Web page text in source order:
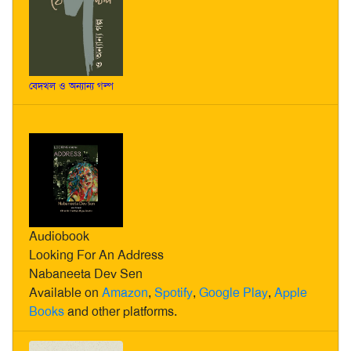
বেদখল ও অন্যান্য গল্প
Audiobook
Looking For An Address
Nabaneeta Dev Sen
Available on Amazon, Spotify, Google Play, Apple
Booksand other platforms.